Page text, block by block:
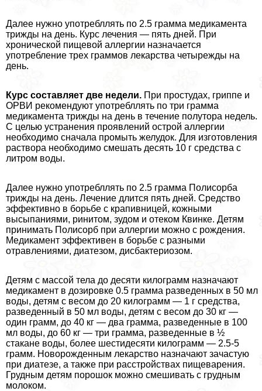
Далее нужно употрeбллять по 2.5 грамма медикамента
трижды на день. Курс лечения — пять дней. При
хронической пищевой аллергии назначается
употрeбление трех граммов лекарства четырежды на
день.
Курс составляет две недели. При простудах, гриппе и
ОРВИ рекомендуют употрeбллять по три грамма
медикамента трижды на день в течение полутора недель.
С целью устранения проявлений острой аллергии
необходимо сначала промыть желудок. Для изготовления
раствора необходимо смешать десять 10 г средства с
литром воды.
Далее нужно употрeбллять по 2.5 грамма Полисорба
трижды на день. Лечение длится пять дней. Средство
эффективно в борьбе с крапивницей, кожными
высыпаниями, ринитом, зудом и отеком Квинке. Детям
принимать Полисорб при аллергии можно с рождения.
Медикамент эффективен в борьбе с разными
отравлениями, диатезом, дисбактериозом.
Детям с массой тела до десяти килограмм назначают
медикамент в дозировке 0.5 грамма разведенных в 50 мл
воды, детям с весом до 20 килограмм — 1 г средства,
разведенный в 50 мл воды, детям с весом до 30 кг —
один грамм, до 40 кг — два грамма, разведенные в 100
мл воды, до 60 кг — три грамма, разведенные в ½
стакане воды, более шестидесяти килограмм — 2.5-5
грамм. Новорожденным лекарство назначают зачастую
при диатезе, а также при расстройствах пищеварения.
Грудным детям порошок можно смешивать с грудным
молоком.